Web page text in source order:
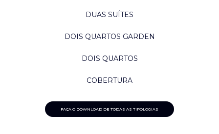
DUAS SUÍTES
DOIS QUARTOS GARDEN
DOIS QUARTOS
COBERTURA
FAÇA O DOWNLOAD DE TODAS AS TIPOLOGIAS